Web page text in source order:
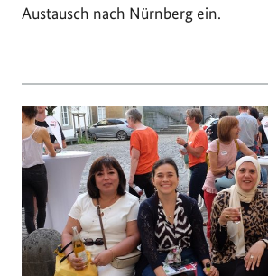
Austausch nach Nürnberg ein.